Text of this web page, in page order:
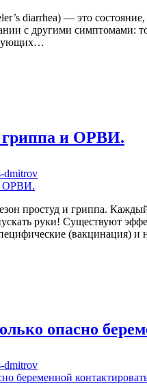
diarrhea) — это
с другими
гриппа и ОРВИ.
dmitrov
простуд и гриппа.
руки! Существуют
(вакцинация)
опасно
dmitrov